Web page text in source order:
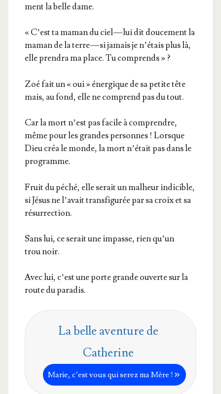
ment la belle dame.
« C’est ta maman du ciel — lui dit dou­ce­ment la
maman de la terre — si jamais je n’é­tais plus là,
elle pren­dra ma place. Tu comprends » ?
Zoé fait un « oui » éner­gique de sa petite tête
mais, au fond, elle ne com­prend pas du tout.
Car la mort n’est pas facile à com­prendre,
même pour les grandes per­sonnes ! Lorsque
Dieu créa le monde, la mort n’é­tait pas dans le
programme.
Fruit du péché, elle serait un mal­heur indi­cible,
si Jésus ne l’a­vait trans­fi­gu­rée par sa croix et sa
résurrection.
Sans lui, ce serait une impasse, rien qu’un
trou noir.
Avec lui, c’est une porte grande ouverte sur la
route du paradis.
La belle aventure de
Catherine
Marie, c’est vous qui serez ma Mère !